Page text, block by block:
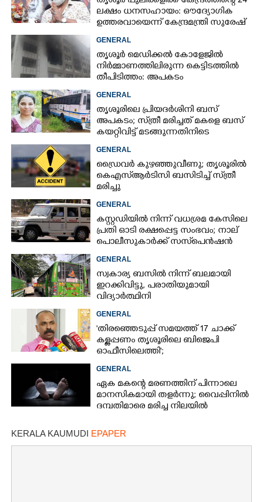
ലക്ഷം ധനസഹായം: ഔദ്യോഗിക
ഉത്തരവായെന്ന് കേന്ദ്രമന്ത്രി സുരേഷ്
GENERAL
തൃശൂർ മെഡിക്കൽ കോളേജിൽ
നിർമ്മാണത്തിലിരുന്ന കെട്ടിടത്തിൽ
തീപിടിത്തം: അപകടം
GENERAL
തൃശൂരിലെ പ്രിയദർശിനി ബസ്
അപകടം; സ്‌ത്രീ മരിച്ചത് മകളെ ബസ്
കയറ്റിവിട്ട് മടങ്ങുന്നതിനിടെ
GENERAL
ഡ്രൈവർ കുഴഞ്ഞുവീണു; തൃശൂരിൽ
കെഎസ്‌ആർടിസി ബസിടിച്ച് സ്‌ത്രീ
മരിച്ചു
GENERAL
കസ്റ്റഡിയിൽ നിന്ന് വധശ്രമ കേസിലെ
പ്രതി ഓടി രക്ഷപ്പെട്ട സംഭവം; നാല്
പൊലീസുകാർക്ക് സസ്‌പെൻഷൻ
GENERAL
സ്വകാര്യ ബസിൽ നിന്ന് ബലമായി
ഇറക്കിവിട്ടു, പരാതിയുമായി
വിദ്യാർത്ഥിനി
GENERAL
'തിരഞ്ഞെടുപ്പ് സമയത്ത് 17 ചാക്ക്
കള്ളപ്പണം തൃശൂരിലെ ബിജെപി
ഓഫീസിലെത്തി';
സെക്രട്ടറി
GENERAL
ഏക മകന്റെ മരണത്തിന് പിന്നാലെ
മാനസികമായി തളർന്നു; വൈപ്പിനിൽ
ദമ്പതിമാരെ മരിച്ച നിലയിൽ
KERALA KAUMUDI EPAPER